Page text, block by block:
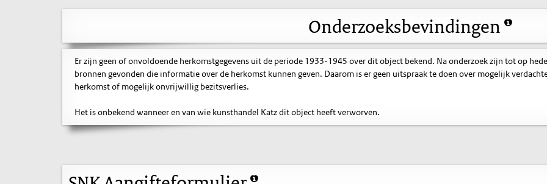
Onderzoeksbevindingen
Er zijn geen of onvoldoende herkomstgegevens uit de periode 1933-1945 over dit object bekend. Na onderzoek zijn tot op
bronnen gevonden die informatie over de herkomst kunnen geven. Daarom is er geen uitspraak te doen over mogelijk
herkomst of mogelijk onvrijwillig bezitsverlies.
Het is onbekend wanneer en van wie kunsthandel Katz dit object heeft verworven.